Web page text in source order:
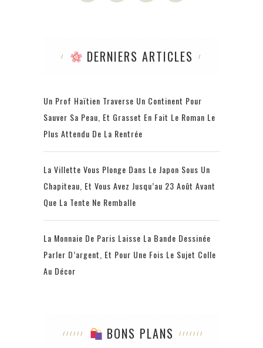
DERNIERS ARTICLES
Un Prof Haïtien Traverse Un Continent Pour
Sauver Sa Peau, Et Grasset En Fait Le Roman Le
Plus Attendu De La Rentrée
La Villette Vous Plonge Dans Le Japon Sous Un
Chapiteau, Et Vous Avez Jusqu’au 23 Août Avant
Que La Tente Ne Remballe
La Monnaie De Paris Laisse La Bande Dessinée
Parler D’argent, Et Pour Une Fois Le Sujet Colle
Au Décor
BONS PLANS